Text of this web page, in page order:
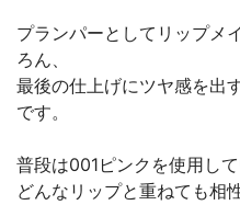
プランパーとしてリップメ
ろん、
最後の仕上げにツヤ感を出
です。
普段は001ピンクを使用して
どんなリップと重ねても相